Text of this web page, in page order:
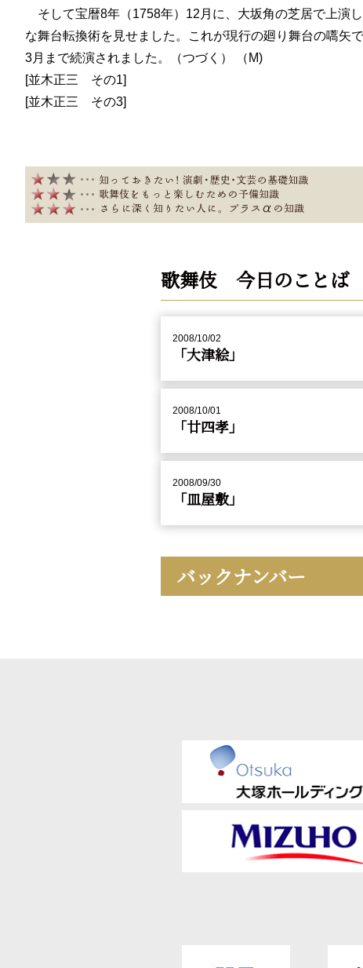
そして宝暦8年（1758年）12月に、大坂角の芝居で上演
な舞台転換術を見せました。これが現行の廻り舞台の嚆矢
3月まで続演されました。（つづく ） （M)
[並木正三 その1]
[並木正三 その3]
歌舞伎 今日のことば
2008/10/02
「大津絵」
2008/10/01
「廿四孝」
2008/09/30
「皿屋敷」
バックナンバー